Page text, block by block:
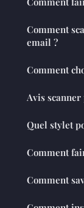
Comment
email ?
Comment
Avis
Quel stylet
Comment
Comment